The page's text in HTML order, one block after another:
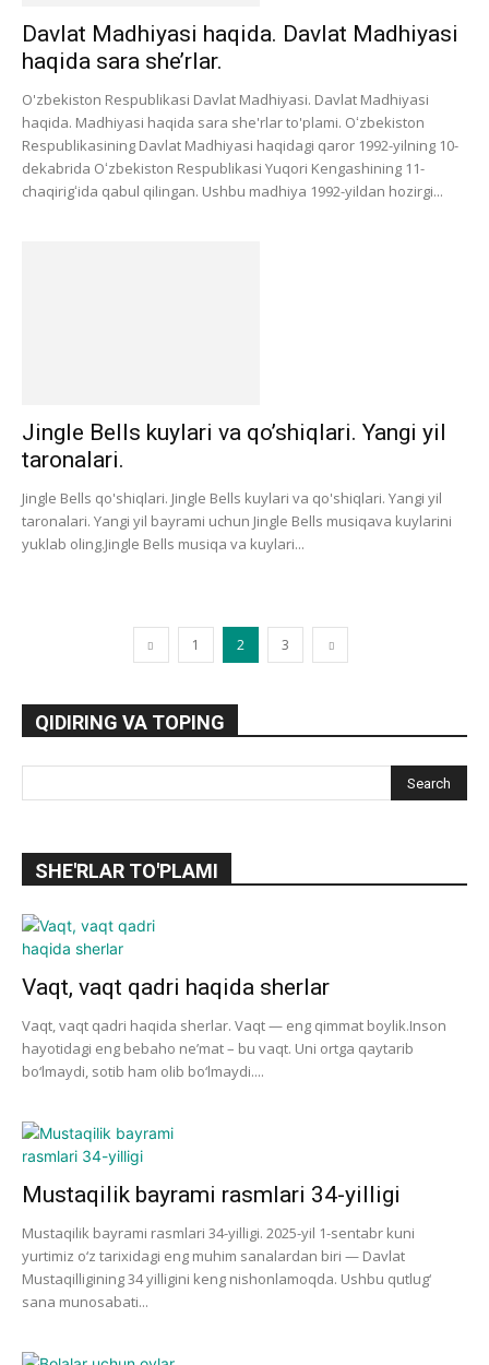
Davlat Madhiyasi haqida. Davlat Madhiyasi
haqida sara she’rlar.
O'zbekiston Respublikasi Davlat Madhiyasi. Davlat Madhiyasi
haqida. Madhiyasi haqida sara she'rlar to'plami. Oʻzbekiston
Respublikasining Davlat Madhiyasi haqidagi qaror 1992-yilning 10-
dekabrida Oʻzbekiston Respublikasi Yuqori Kengashining 11-
chaqirigʻida qabul qilingan. Ushbu madhiya 1992-yildan hozirgi...
Jingle Bells kuylari va qo’shiqlari. Yangi yil
taronalari.
Jingle Bells qo'shiqlari. Jingle Bells kuylari va qo'shiqlari. Yangi yil
taronalari. Yangi yil bayrami uchun Jingle Bells musiqava kuylarini
yuklab oling.Jingle Bells musiqa va kuylari...
1 2 3
QIDIRING VA TOPING
SHE'RLAR TO'PLAMI
Vaqt, vaqt qadri haqida sherlar
Vaqt, vaqt qadri haqida sherlar. Vaqt — eng qimmat boylik.Inson
hayotidagi eng bebaho ne’mat – bu vaqt. Uni ortga qaytarib
bo‘lmaydi, sotib ham olib bo‘lmaydi....
Mustaqilik bayrami rasmlari 34-yilligi
Mustaqilik bayrami rasmlari 34-yilligi. 2025-yil 1-sentabr kuni
yurtimiz o‘z tarixidagi eng muhim sanalardan biri — Davlat
Mustaqilligining 34 yilligini keng nishonlamoqda. Ushbu qutlug‘
sana munosabati...